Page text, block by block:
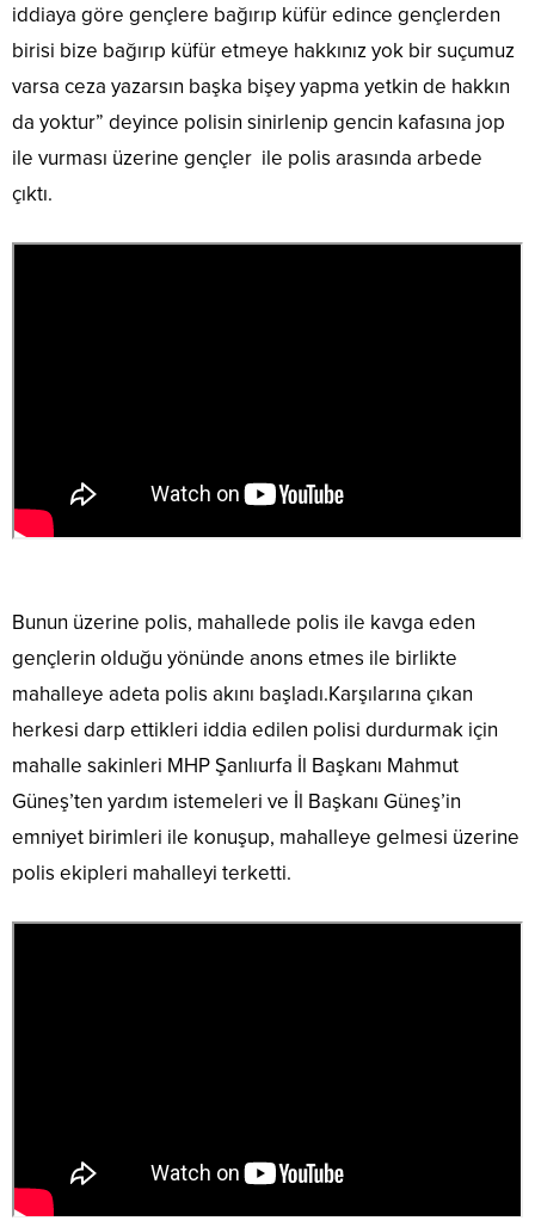
iddiaya göre gençlere bağırıp küfür edince gençlerden
birisi bize bağırıp küfür etmeye hakkınız yok bir suçumuz
varsa ceza yazarsın başka bişey yapma yetkin de hakkın
da yoktur” deyince polisin sinirlenip gencin kafasına jop
ile vurması üzerine gençler ile polis arasında arbede
çıktı.
Bunun üzerine polis, mahallede polis ile kavga eden
gençlerin olduğu yönünde anons etmes ile birlikte
mahalleye adeta polis akını başladı.Karşılarına çıkan
herkesi darp ettikleri iddia edilen polisi durdurmak için
mahalle sakinleri MHP Şanlıurfa İl Başkanı Mahmut
Güneş’ten yardım istemeleri ve İl Başkanı Güneş’in
emniyet birimleri ile konuşup, mahalleye gelmesi üzerine
polis ekipleri mahalleyi terketti.